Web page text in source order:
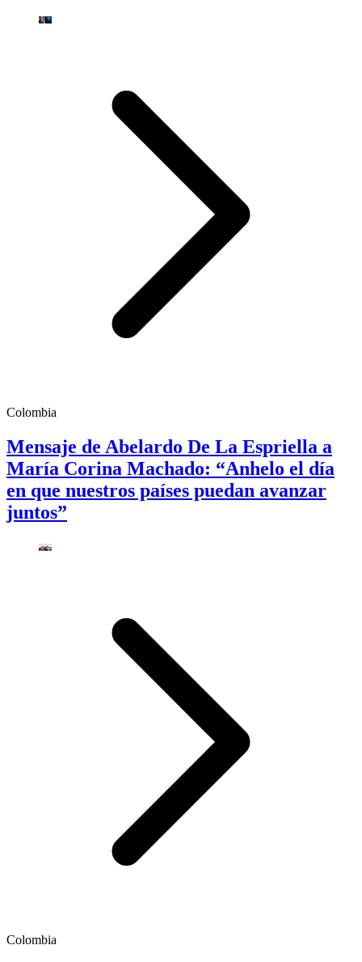
Colombia
Mensaje de Abelardo De La Espriella a
María Corina Machado: “Anhelo el día
en que nuestros países puedan avanzar
juntos”
Colombia